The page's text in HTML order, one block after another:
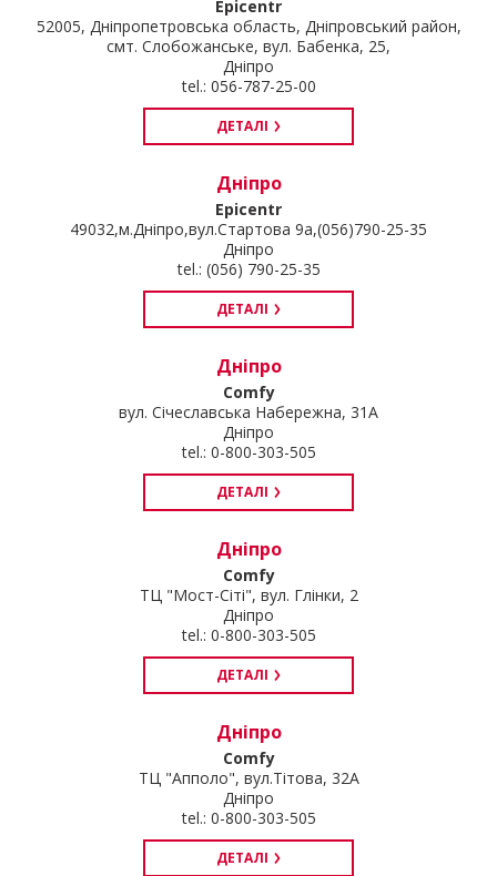
Epicentr
52005, Дніпропетровська область, Дніпровський район,
смт. Слобожанське, вул. Бабенка, 25,
Дніпро
tel.: 056-787-25-00
ДЕТАЛІ
Дніпро
Epicentr
49032,м.Дніпро,вул.Стартова 9а,(056)790-25-35
Дніпро
tel.: (056) 790-25-35
ДЕТАЛІ
Дніпро
Comfy
вул. Січеславська Набережна, 31А
Дніпро
tel.: 0-800-303-505
ДЕТАЛІ
Дніпро
Comfy
ТЦ "Мост-Сіті", вул. Глінки, 2
Дніпро
tel.: 0-800-303-505
ДЕТАЛІ
Дніпро
Comfy
ТЦ "Апполо", вул.Тітова, 32А
Дніпро
tel.: 0-800-303-505
ДЕТАЛІ